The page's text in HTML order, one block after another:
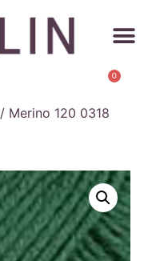
0
/ Merino 120 0318